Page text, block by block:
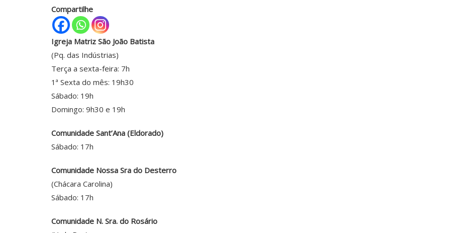
Compartilhe
Igreja Matriz São João Batista
(Pq. das Indústrias)
Terça a sexta-feira: 7h
1ª Sexta do mês: 19h30
Sábado: 19h
Domingo: 9h30 e 19h
Comunidade Sant’Ana (Eldorado)
Sábado: 17h
Comunidade Nossa Sra do Desterro
(Chácara Carolina)
Sábado: 17h
Comunidade N. Sra. do Rosário